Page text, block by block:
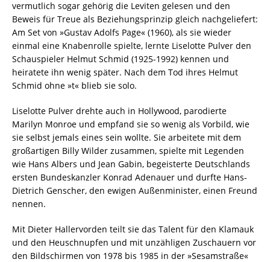
vermutlich sogar gehörig die Leviten gelesen und den
Beweis für Treue als Beziehungsprinzip gleich nachgeliefert:
Am Set von »Gustav Adolfs Page« (1960), als sie wieder
einmal eine Knabenrolle spielte, lernte Liselotte Pulver den
Schauspieler Helmut Schmid (1925-1992) kennen und
heiratete ihn wenig später. Nach dem Tod ihres Helmut
Schmid ohne »t« blieb sie solo.
Liselotte Pulver drehte auch in Hollywood, parodierte
Marilyn Monroe und empfand sie so wenig als Vorbild, wie
sie selbst jemals eines sein wollte. Sie arbeitete mit dem
großartigen Billy Wilder zusammen, spielte mit Legenden
wie Hans Albers und Jean Gabin, begeisterte Deutschlands
ersten Bundeskanzler Konrad Adenauer und durfte Hans-
Dietrich Genscher, den ewigen Außenminister, einen Freund
nennen.
Mit Dieter Hallervorden teilt sie das Talent für den Klamauk
und den Heuschnupfen und mit unzähligen Zuschauern vor
den Bildschirmen von 1978 bis 1985 in der »Sesamstraße«